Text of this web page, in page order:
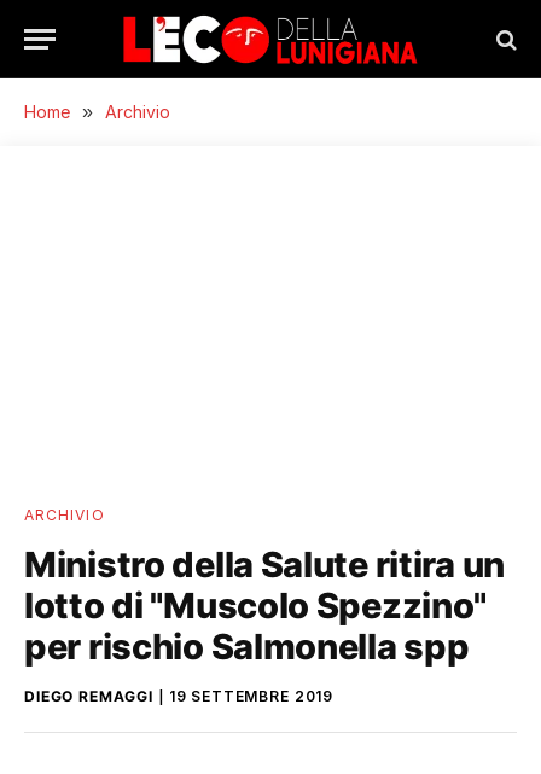
Home » Archivio
ARCHIVIO
Ministro della Salute ritira un
lotto di "Muscolo Spezzino"
per rischio Salmonella spp
DIEGO REMAGGI 19 SETTEMBRE 2019